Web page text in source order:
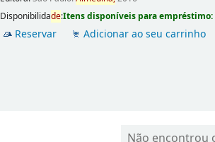
Disponibilidade:Itens disponíveis para empréstimo:
Reservar Adicionar ao seu carrinho